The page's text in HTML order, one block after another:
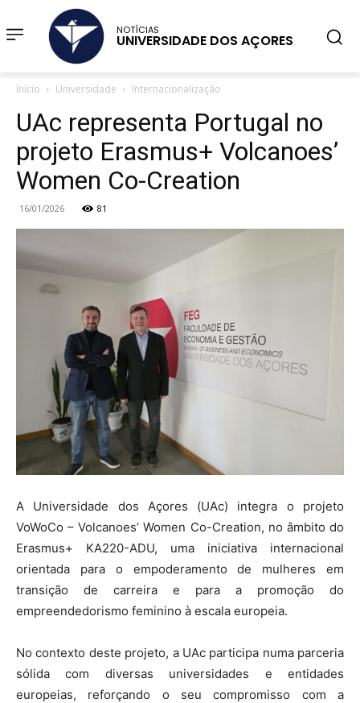
NOTÍCIAS
UNIVERSIDADE DOS AÇORES
Início Universidade Internacionalização
UAc representa Portugal no
projeto Erasmus+ Volcanoes’
Women Co-Creation
16/01/2026 81
A Universidade dos Açores (UAc) integra o projeto
VoWoCo – Volcanoes’ Women Co-Creation, no âmbito do
Erasmus+ KA220-ADU, uma iniciativa internacional
orientada para o empoderamento de mulheres em
transição de carreira e para a promoção do
empreendedorismo feminino à escala europeia.
No contexto deste projeto, a UAc participa numa parceria
sólida com diversas universidades e entidades
europeias, reforçando o seu compromisso com a